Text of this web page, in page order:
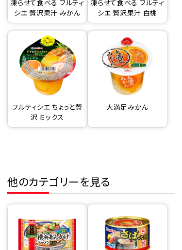
凍らせて食べる フルティ
シエ 贅沢果汁 みかん
凍らせて食べる フルティ
シエ 贅沢果汁 白桃
フルティシエ ちょっと贅
沢 ミックス
大満足みかん
他のカテゴリーを見る